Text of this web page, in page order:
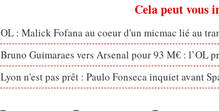
Cela peut vous
OL : Malick Fofana au coeur d'un micmac lié au
Bruno Guimaraes vers Arsenal pour 93 M€ : l’OL
Lyon n'est pas prêt : Paulo Fonseca inquiet avant